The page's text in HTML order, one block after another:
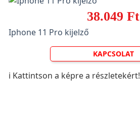
38.049 Ft
Iphone 11 Pro kijelző
KAPCSOLAT
ℹ️ Kattintson a képre a részletekért!